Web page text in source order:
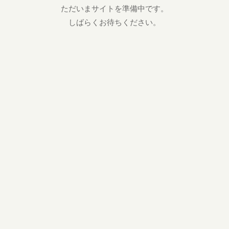
ただいまサイトを準備中です。
しばらくお待ちください。